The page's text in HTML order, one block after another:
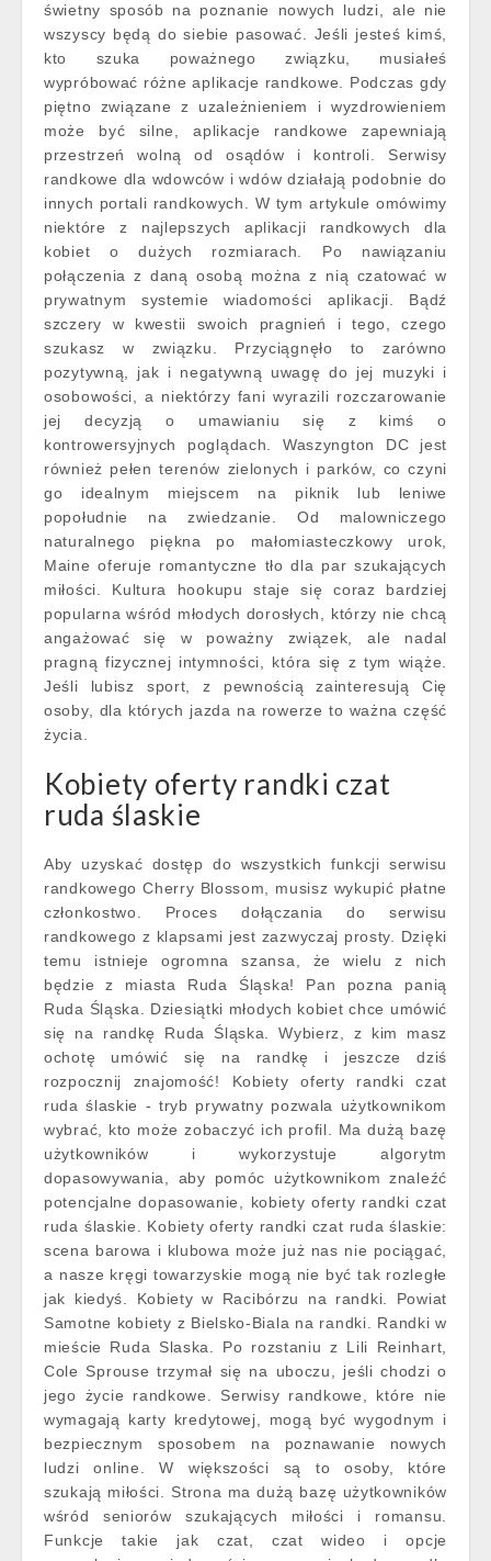
świetny sposób na poznanie nowych ludzi, ale nie
wszyscy będą do siebie pasować. Jeśli jesteś kimś,
kto szuka poważnego związku, musiałeś
wypróbować różne aplikacje randkowe. Podczas gdy
piętno związane z uzależnieniem i wyzdrowieniem
może być silne, aplikacje randkowe zapewniają
przestrzeń wolną od osądów i kontroli. Serwisy
randkowe dla wdowców i wdów działają podobnie do
innych portali randkowych. W tym artykule omówimy
niektóre z najlepszych aplikacji randkowych dla
kobiet o dużych rozmiarach. Po nawiązaniu
połączenia z daną osobą można z nią czatować w
prywatnym systemie wiadomości aplikacji. Bądź
szczery w kwestii swoich pragnień i tego, czego
szukasz w związku. Przyciągnęło to zarówno
pozytywną, jak i negatywną uwagę do jej muzyki i
osobowości, a niektórzy fani wyrazili rozczarowanie
jej decyzją o umawianiu się z kimś o
kontrowersyjnych poglądach. Waszyngton DC jest
również pełen terenów zielonych i parków, co czyni
go idealnym miejscem na piknik lub leniwe
popołudnie na zwiedzanie. Od malowniczego
naturalnego piękna po małomiasteczkowy urok,
Maine oferuje romantyczne tło dla par szukających
miłości. Kultura hookupu staje się coraz bardziej
popularna wśród młodych dorosłych, którzy nie chcą
angażować się w poważny związek, ale nadal
pragną fizycznej intymności, która się z tym wiąże.
Jeśli lubisz sport, z pewnością zainteresują Cię
osoby, dla których jazda na rowerze to ważna część
życia.
Kobiety oferty randki czat
ruda ślaskie
Aby uzyskać dostęp do wszystkich funkcji serwisu
randkowego Cherry Blossom, musisz wykupić płatne
członkostwo. Proces dołączania do serwisu
randkowego z klapsami jest zazwyczaj prosty. Dzięki
temu istnieje ogromna szansa, że wielu z nich
będzie z miasta Ruda Śląska! Pan pozna panią
Ruda Śląska. Dziesiątki młodych kobiet chce umówić
się na randkę Ruda Śląska. Wybierz, z kim masz
ochotę umówić się na randkę i jeszcze dziś
rozpocznij znajomość! Kobiety oferty randki czat
ruda ślaskie - tryb prywatny pozwala użytkownikom
wybrać, kto może zobaczyć ich profil. Ma dużą bazę
użytkowników i wykorzystuje algorytm
dopasowywania, aby pomóc użytkownikom znaleźć
potencjalne dopasowanie, kobiety oferty randki czat
ruda ślaskie. Kobiety oferty randki czat ruda ślaskie:
scena barowa i klubowa może już nas nie pociągać,
a nasze kręgi towarzyskie mogą nie być tak rozległe
jak kiedyś. Kobiety w Racibórzu na randki. Powiat
Samotne kobiety z Bielsko-Biala na randki. Randki w
mieście Ruda Slaska. Po rozstaniu z Lili Reinhart,
Cole Sprouse trzymał się na uboczu, jeśli chodzi o
jego życie randkowe. Serwisy randkowe, które nie
wymagają karty kredytowej, mogą być wygodnym i
bezpiecznym sposobem na poznawanie nowych
ludzi online. W większości są to osoby, które
szukają miłości. Strona ma dużą bazę użytkowników
wśród seniorów szukających miłości i romansu.
Funkcje takie jak czat, czat wideo i opcje